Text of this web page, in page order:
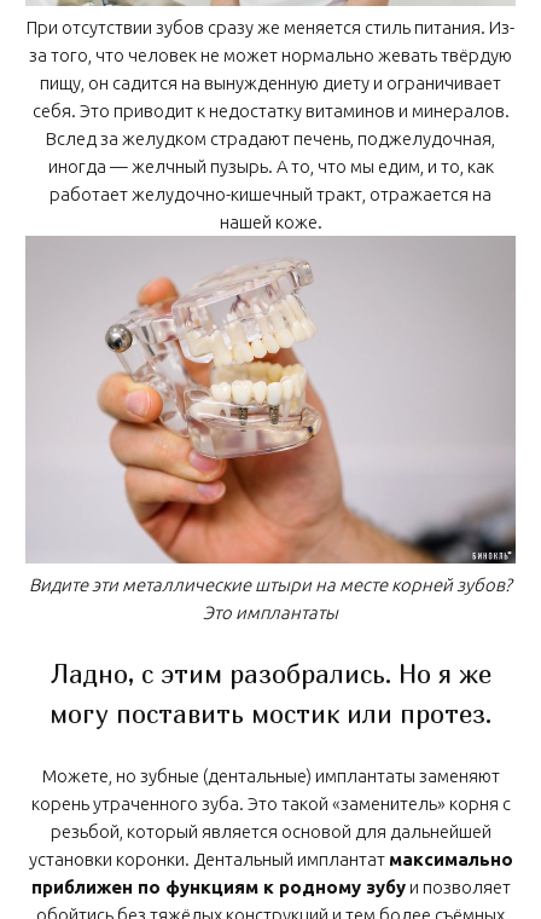
При отсутствии зубов сразу же меняется стиль питания. Из-
за того, что человек не может нормально жевать твёрдую
пищу, он садится на вынужденную диету и ограничивает
себя. Это приводит к недостатку витаминов и минералов.
Вслед за желудком страдают печень, поджелудочная,
иногда — желчный пузырь. А то, что мы едим, и то, как
работает желудочно-кишечный тракт, отражается на
нашей коже.
Видите эти металлические штыри на месте корней зубов?
Это имплантаты
Ладно, с этим разобрались. Но я же
могу поставить мостик или протез.
Можете, но зубные (дентальные) имплантаты заменяют
корень утраченного зуба. Это такой «заменитель» корня с
резьбой, который является основой для дальнейшей
установки коронки. Дентальный имплантат максимально
приближен по функциям к родному зубуи позволяет
обойтись без тяжёлых конструкций и тем более съёмных